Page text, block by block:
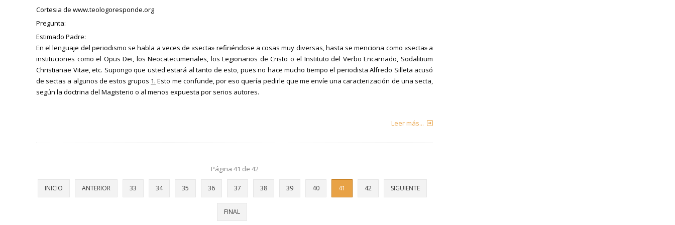
Cortesia de www.teologoresponde.org
Pregunta:
Estimado Padre:
En el lenguaje del periodismo se habla a veces de «secta» refiriéndose a cosas muy diversas, hasta se menciona como «secta» a
instituciones como el Opus Dei, los Neocatecumenales, los Legionarios de Cristo o el Instituto del Verbo Encarnado, Sodalitium
Christianae Vitae, etc. Supongo que usted estará al tanto de esto, pues no hace mucho tiempo el periodista Alfredo Silleta acusó
de sectas a algunos de estos grupos 1. Esto me confunde, por eso quería pedirle que me envíe una caracterización de una secta,
según la doctrina del Magisterio o al menos expuesta por serios autores.
Leer más...
Página 41 de 42
INICIO ANTERIOR 33 34 35 36 37 38 39 40 41 42 SIGUIENTE
FINAL